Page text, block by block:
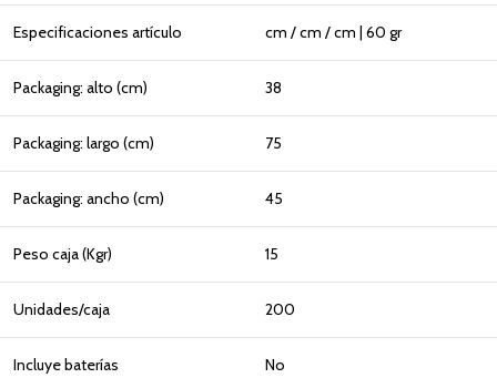
Especificaciones artículo cm / cm / cm | 60 gr
Packaging: alto (cm) 38
Packaging: largo (cm) 75
Packaging: ancho (cm) 45
Peso caja (Kgr) 15
Unidades/caja 200
Incluye baterías No